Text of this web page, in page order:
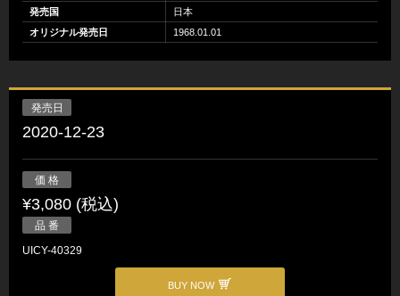
発売国
日本
オリジナル発売日
1968.01.01
発売日
2020-12-23
価 格
¥3,080 (税込)
品 番
UICY-40329
BUY NOW